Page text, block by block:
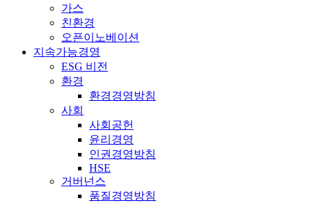
가스
친환경
오픈이노베이션
지속가능경영
ESG 비전
환경
환경경영방침
사회
사회공헌
윤리경영
인권경영방침
HSE
거버넌스
품질경영방침